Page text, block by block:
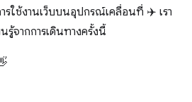
รใช้งานเว็บบนอุปกรณ์เคลื่อนที่ ✈️ เรา
รู้จากการเดินทางครั้งนี้